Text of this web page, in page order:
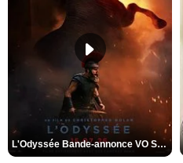
L'Odyssée Bande-annonce VO STFR